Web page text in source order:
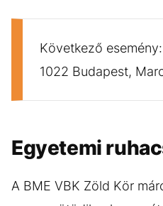
Következő
1022 Budapest,
Egyetemi
A BME VBK Zöld Kör